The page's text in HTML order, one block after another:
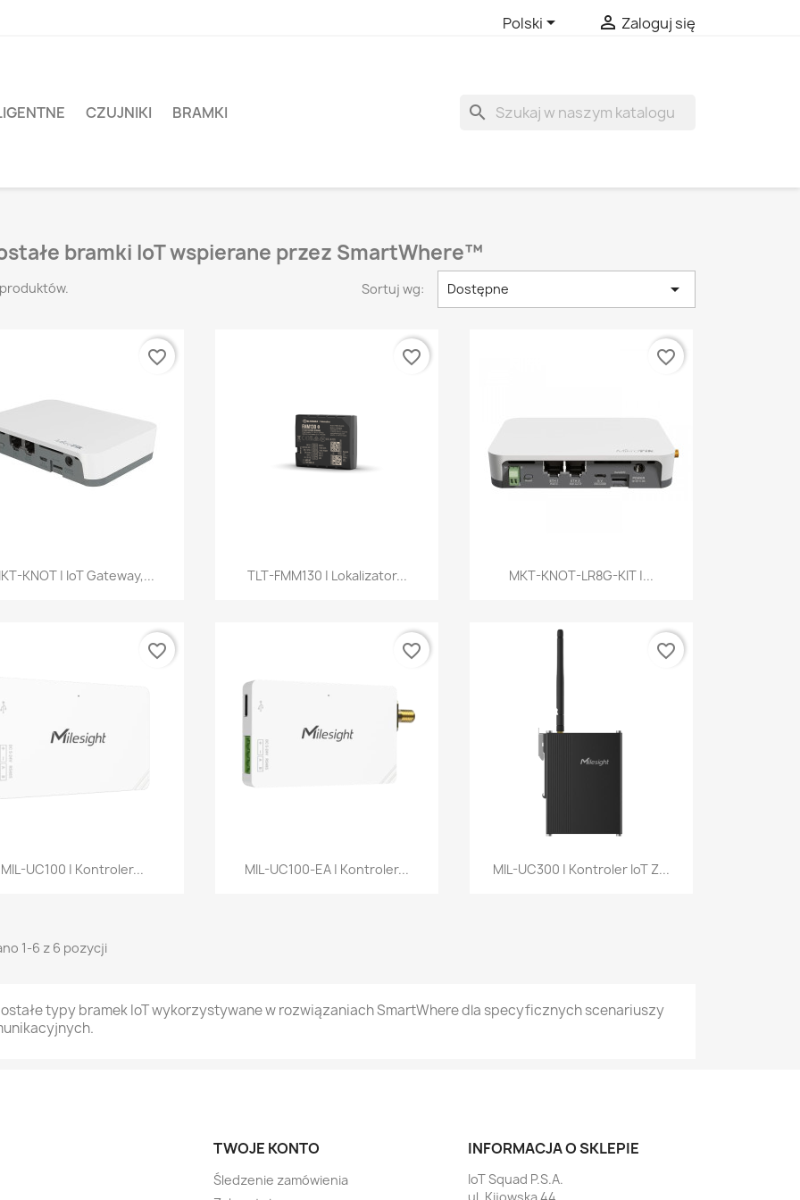
Polski  Zaloguj się
CZUJNIKI BRAMKI search
bramki IoT wspierane przez SmartWhere™
Sortuj wg: Dostępne 
Szybki podgląd
KNOT | IoT Gateway,...
favorite_border
Szybki podgląd
TLT-FMM130 | Lokalizator...
favorite_border
Szybki podgląd
MKT-KNOT-LR8G-KIT |...
favorite_border
 Szybki podgląd
MIL-UC100 | Kontroler...
favorite_border
Szybki podgląd
MIL-UC100-EA | Kontroler...
favorite_border
Szybki podgląd
MIL-UC300 | Kontroler IoT Z...
favorite_border
1-6 z 6 pozycji
typy bramek IoT wykorzystywane w rozwiązaniach SmartWhere dla specyficznych scenariuszy
TWOJE KONTO
Śledzenie zamówienia
INFORMACJA O SKLEPIE
IoT Squad P.S.A.